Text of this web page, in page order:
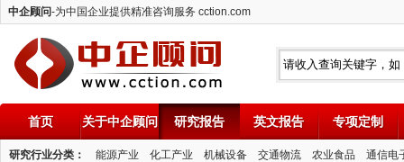
中企顾问-为中国企业提供精准咨询服务 cction.com
中企顾问
首页 关于中企顾问 研究报告 英文报告 专项定制
研究行业分类： 能源产业 化工产业 机械设备 交通物流 农业食品 通信电